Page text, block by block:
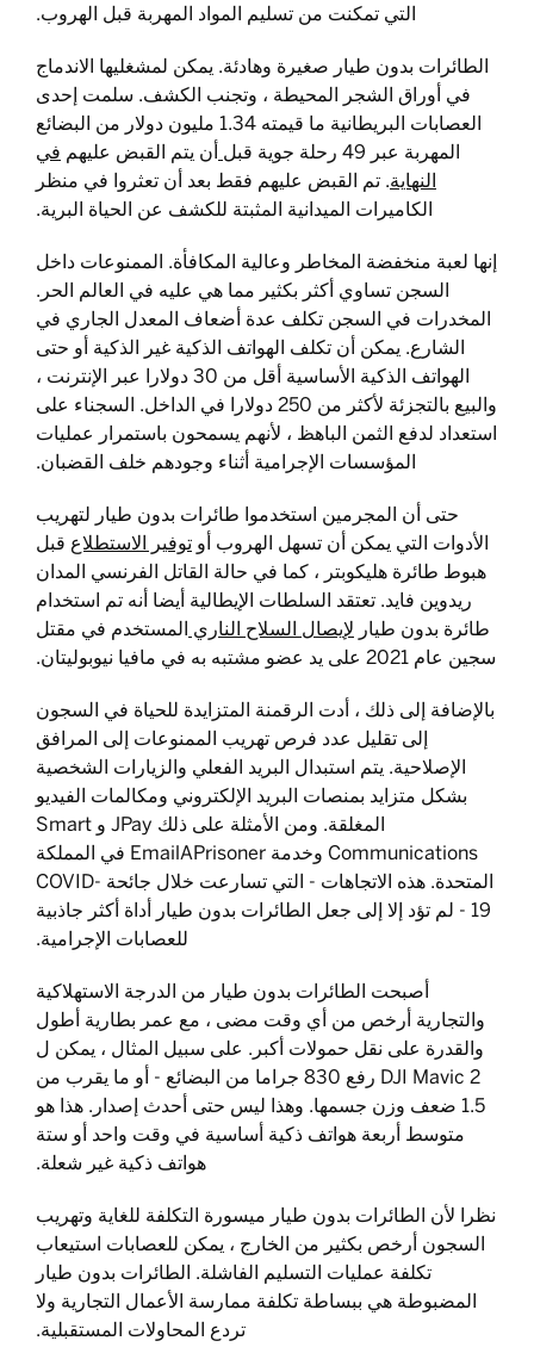
التي تمكنت من تسليم المواد المهربة قبل الهروب.
الطائرات بدون طيار صغيرة وهادئة. يمكن لمشغليها الاندماج
في أوراق الشجر المحيطة ، وتجنب الكشف. سلمت إحدى
العصابات البريطانية ما قيمته 1.34 مليون دولار من البضائع
المهربة عبر 49 رحلة جوية قبل
أن يتم القبض عليهم في
النهاية. تم القبض عليهم فقط بعد أن تعثروا في منظر
الكاميرات الميدانية المثبتة للكشف عن الحياة البرية.
إنها لعبة منخفضة المخاطر وعالية المكافأة. الممنوعات داخل
السجن تساوي أكثر بكثير مما هي عليه في العالم الحر.
المخدرات في السجن تكلف عدة أضعاف المعدل الجاري في
الشارع. يمكن أن تكلف الهواتف الذكية غير الذكية أو حتى
الهواتف الذكية الأساسية أقل من 30 دولارا عبر الإنترنت ،
والبيع بالتجزئة لأكثر من 250 دولارا في الداخل. السجناء على
استعداد لدفع الثمن الباهظ ، لأنهم يسمحون باستمرار عمليات
المؤسسات الإجرامية أثناء وجودهم خلف القضبان.
حتى أن المجرمين استخدموا طائرات بدون طيار لتهريب
الأدوات التي يمكن أن تسهل الهروب أو توفير الاستطلاع قبل
هبوط طائرة هليكوبتر ، كما في حالة القاتل الفرنسي المدان
ريدوين فايد. تعتقد السلطات الإيطالية أيضا أنه تم استخدام
طائرة بدون طيار لإيصال السلاح الناري المستخدم في مقتل
سجين عام 2021 على يد عضو مشتبه به في مافيا نيوبوليتان.
بالإضافة إلى ذلك ، أدت الرقمنة المتزايدة للحياة في السجون
إلى تقليل عدد فرص تهريب الممنوعات إلى المرافق
الإصلاحية. يتم استبدال البريد الفعلي والزيارات الشخصية
بشكل متزايد بمنصات البريد الإلكتروني ومكالمات الفيديو
المغلقة. ومن الأمثلة على ذلك JPay و Smart
Communications وخدمة EmailAPrisoner في المملكة
المتحدة. هذه الاتجاهات - التي تسارعت خلال جائحة COVID-
19 - لم تؤد إلا إلى جعل الطائرات بدون طيار أداة أكثر جاذبية
للعصابات الإجرامية.
أصبحت الطائرات بدون طيار من الدرجة الاستهلاكية
والتجارية أرخص من أي وقت مضى ، مع عمر بطارية أطول
والقدرة على نقل حمولات أكبر. على سبيل المثال ، يمكن ل
DJI Mavic 2 رفع 830 جراما من البضائع - أو ما يقرب من
1.5 ضعف وزن جسمها. وهذا ليس حتى أحدث إصدار. هذا هو
متوسط أربعة هواتف ذكية أساسية في وقت واحد أو ستة
هواتف ذكية غير شعلة.
نظرا لأن الطائرات بدون طيار ميسورة التكلفة للغاية وتهريب
السجون أرخص بكثير من الخارج ، يمكن للعصابات استيعاب
تكلفة عمليات التسليم الفاشلة. الطائرات بدون طيار
المضبوطة هي ببساطة تكلفة ممارسة الأعمال التجارية ولا
تردع المحاولات المستقبلية.